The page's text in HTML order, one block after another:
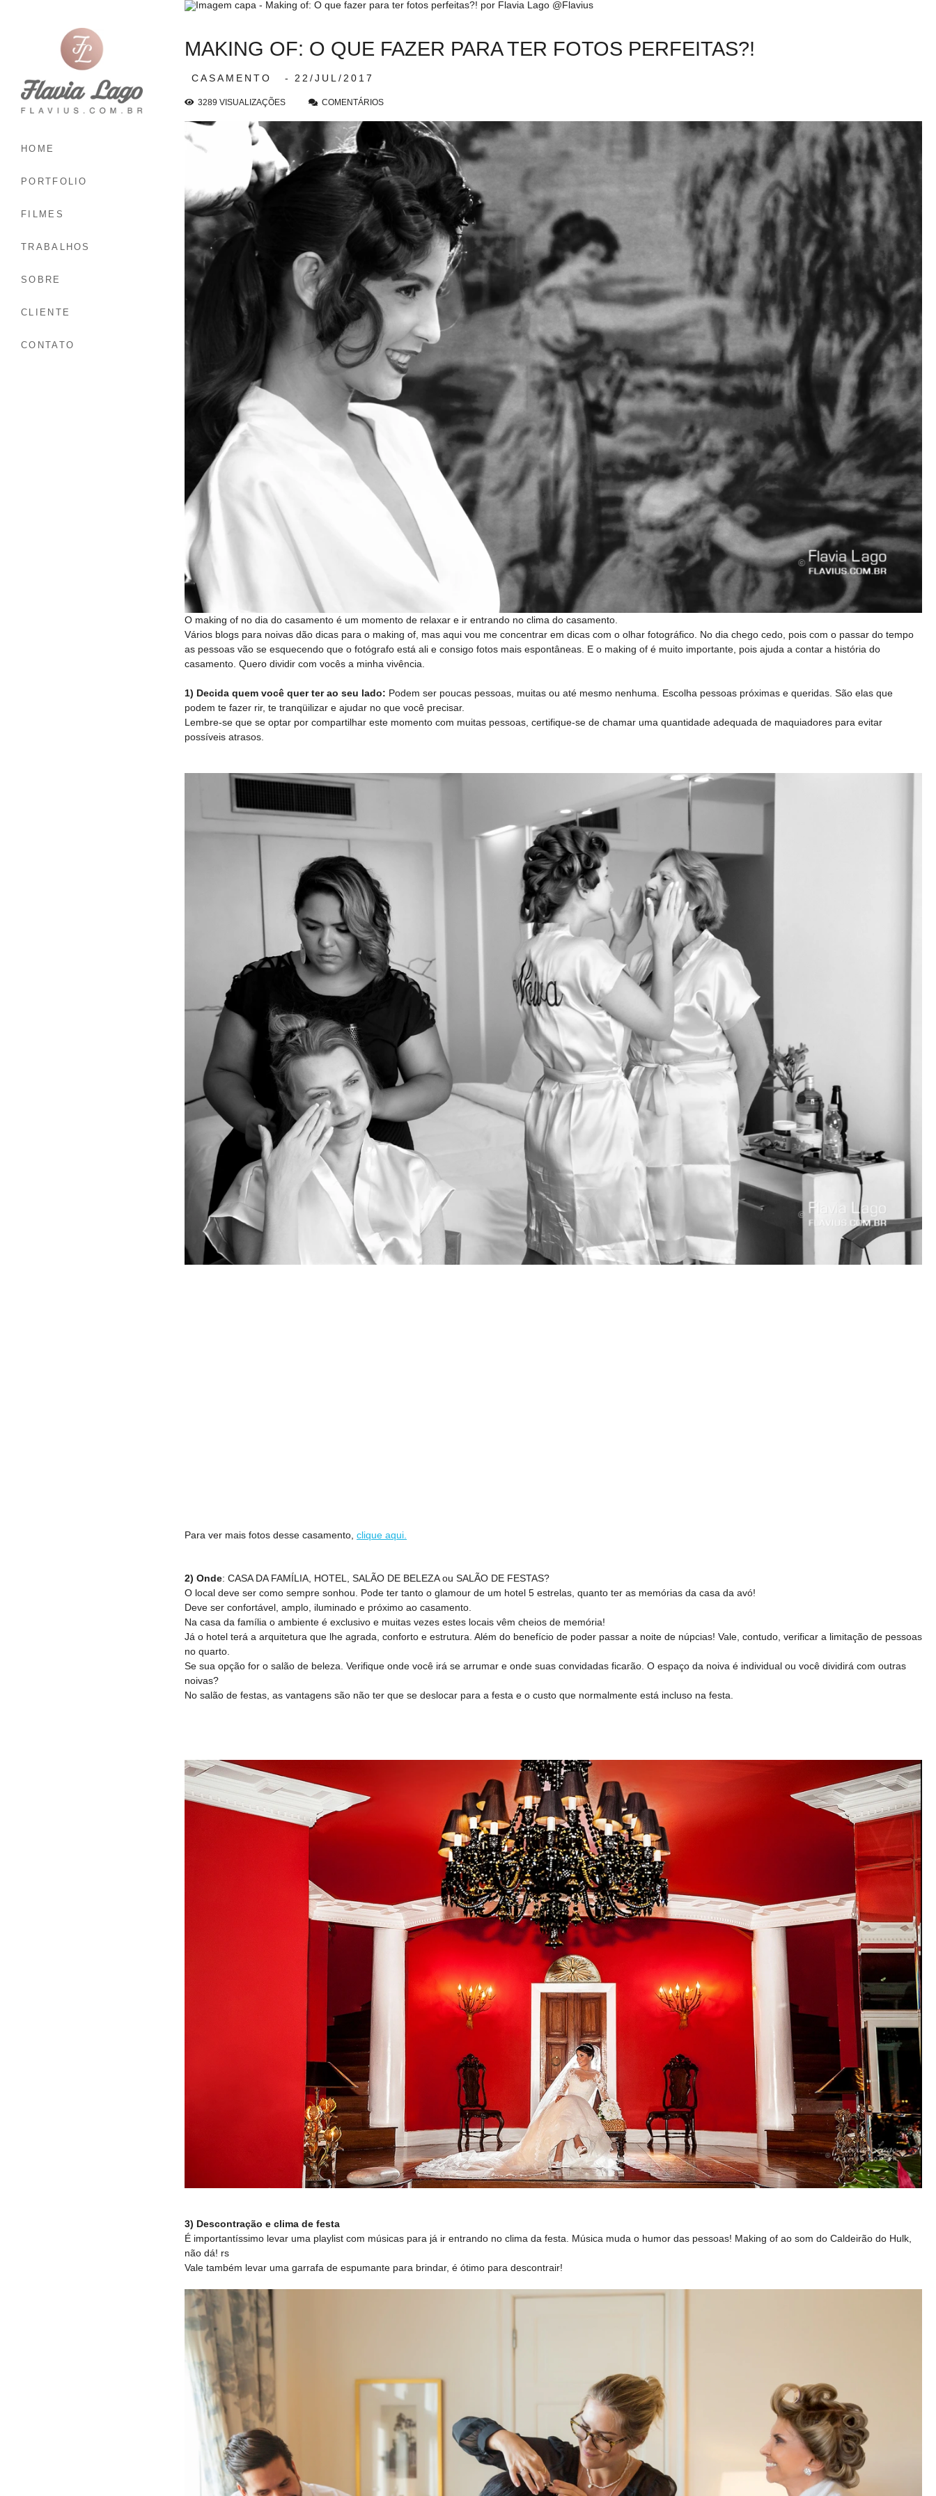
HOME
PORTFOLIO
FILMES
TRABALHOS
SOBRE
CLIENTE
CONTATO
CASAMENTO 22/JUL/2017
MAKING OF: O QUE FAZER PARA TER FOTOS PERFEITAS?!
3289 VISUALIZAÇÕES COMENTÁRIOS
O making of no dia do casamento é um momento de relaxar e ir entrando no clima do casamento.
Vários blogs para noivas dão dicas para o making of, mas aqui vou me concentrar em dicas com o olhar fotográfico. No dia chego cedo, pois com o passar do tempo
as pessoas vão se esquecendo que o fotógrafo está ali e consigo fotos mais espontâneas. E o making of é muito importante, pois ajuda a contar a história do
casamento. Quero dividir com vocês a minha vivência.
1) Decida quem você quer ter ao seu lado: Podem ser poucas pessoas, muitas ou até mesmo nenhuma. Escolha pessoas próximas e queridas. São elas que
podem te fazer rir, te tranqüilizar e ajudar no que você precisar.
Lembre-se que se optar por compartilhar este momento com muitas pessoas, certifique-se de chamar uma quantidade adequada de maquiadores para evitar
possíveis atrasos.
Para ver mais fotos desse casamento, clique aqui.
2) Onde: CASA DA FAMÍLIA, HOTEL, SALÃO DE BELEZA ou SALÃO DE FESTAS?
O local deve ser como sempre sonhou. Pode ter tanto o glamour de um hotel 5 estrelas, quanto ter as memórias da casa da avó!
Deve ser confortável, amplo, iluminado e próximo ao casamento.
Na casa da família o ambiente é exclusivo e muitas vezes estes locais vêm cheios de memória!
Já o hotel terá a arquitetura que lhe agrada, conforto e estrutura. Além do benefício de poder passar a noite de núpcias! Vale, contudo, verificar a limitação de pessoas
no quarto.
Se sua opção for o salão de beleza. Verifique onde você irá se arrumar e onde suas convidadas ficarão. O espaço da noiva é individual ou você dividirá com outras
noivas?
No salão de festas, as vantagens são não ter que se deslocar para a festa e o custo que normalmente está incluso na festa.
3) Descontração e clima de festa
É importantíssimo levar uma playlist com músicas para já ir entrando no clima da festa. Música muda o humor das pessoas! Making of ao som do Caldeirão do Hulk,
não dá! rs
Vale também levar uma garrafa de espumante para brindar, é ótimo para descontrair!